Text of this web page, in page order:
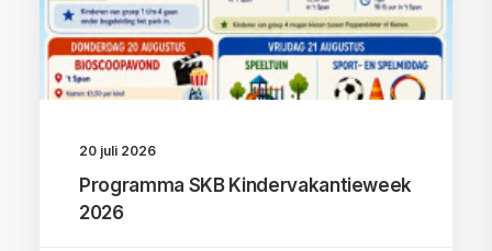
20 juli 2026
Programma SKB Kindervakantieweek
2026